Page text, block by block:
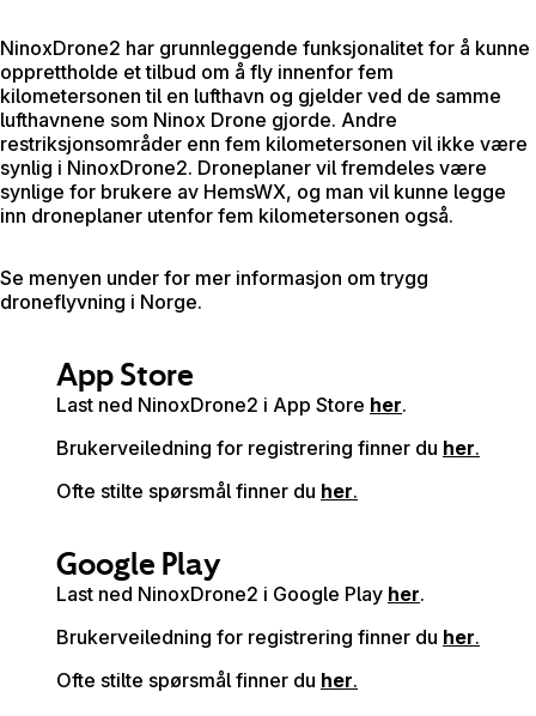
NinoxDrone2 har grunnleggende funksjonalitet for å kunne
opprettholde et tilbud om å fly innenfor fem
kilometersonen til en lufthavn og gjelder ved de samme
lufthavnene som Ninox Drone gjorde. Andre
restriksjonsområder enn fem kilometersonen vil ikke være
synlig i NinoxDrone2. Droneplaner vil fremdeles være
synlige for brukere av HemsWX, og man vil kunne legge
inn droneplaner utenfor fem kilometersonen også.
Se menyen under for mer informasjon om trygg
droneflyvning i Norge.
App Store
Last ned NinoxDrone2 i App Store her.
Brukerveiledning for registrering finner du her.
Ofte stilte spørsmål finner du her.
Google Play
Last ned NinoxDrone2 i Google Play her.
Brukerveiledning for registrering finner du her.
Ofte stilte spørsmål finner du her.